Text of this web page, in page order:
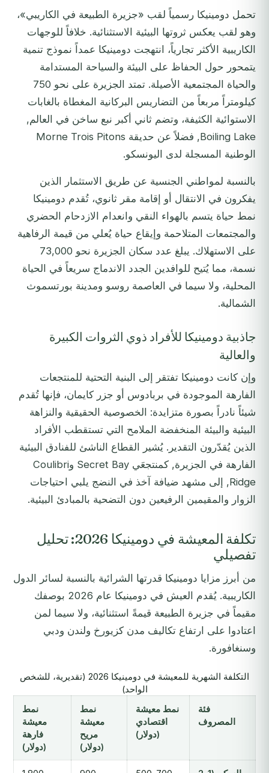
تحمل دومينيكا رسمياً لقب «جزيرة الطبيعة في الكاريبي»،
وهو لقب يعكس ثروتها البيئية الاستثنائية. خلافاً للوجهات
الكاريبية الأكثر تجارياً، انتهجت دومينيكا عمداً نموذج تنمية
يتمحور حول الحفاظ على البيئة والسياحة المستدامة
والحياة المجتمعية الأصيلة. تمتد الجزيرة على نحو 750
كيلومتراً مربعاً من التضاريس البركانية المغطاة بالغابات
الاستوائية الكثيفة، وتضم ثاني أكبر نبع ساخن في العالم,
Boiling Lake, فضلاً عن حديقة Morne Trois Pitons
الوطنية المسجلة لدى اليونسكو.
بالنسبة لمواطني الجنسية عن طريق الاستثمار الذين
يفكرون في الانتقال أو إقامة مقر ثانوي، تُقدم دومينيكا
نمط حياة يتسم بالهواء النقي وانعدام الازدحام الحضري
والمجتمعات المتلاحمة وإيقاع حياة يُعلي من قيمة الرفاهية
على الاستهلاك. يبلغ عدد سكان الجزيرة نحو 73,000
نسمة، مما يُتيح للوافدين الجدد الاندماج سريعاً في الحياة
المحلية، ولا سيما في العاصمة روسو ومدينة بورتسموث
الشمالية.
جاذبية دومينيكا للأفراد ذوي الثروات الكبيرة
والعالية
وإن كانت دومينيكا تفتقر إلى البنية التحتية للمنتجعات
الفارهة الموجودة في بربادوس أو جزر كايمان، فإنها تُقدم
شيئاً نادراً بصورة متزايدة: الخصوصية الحقيقية والنزاهة
البيئية والبيئة المنخفضة الملامح التي تستقطب الأفراد
الذين يُقدّرون التقدير. يُشير القطاع الناشئ للفنادق البيئية
الفارهة في الجزيرة, كمنتجعَي Secret Bay وCoulibri
Ridge, إلى مشهد ضيافة آخذ في النضج يلبي احتياجات
الزوار والمقيمين الرفيعين دون التضحية بالمبادئ البيئية.
تكلفة المعيشة في دومينيكا 2026: تحليل
تفصيلي
من أبرز مزايا دومينيكا قدرتها الشرائية بالنسبة لسائر الدول
الكاريبية. يُقدم العيش في دومينيكا عام 2026 بوصفك
مقيماً في جزيرة الطبيعة قيمةً استثنائية، ولا سيما لمن
اعتادوا على ارتفاع تكاليف مدن كزيورخ ولندن ودبي
وسنغافورة.
التكلفة الشهرية للمعيشة في دومينيكا 2026 (تقديرية، للشخص
الواحد)
فئة
المصروف
نمط معيشة
اقتصادي
(دولار)
نمط
معيشة
مريح
(دولار)
نمط
معيشة
فارهة
(دولار)